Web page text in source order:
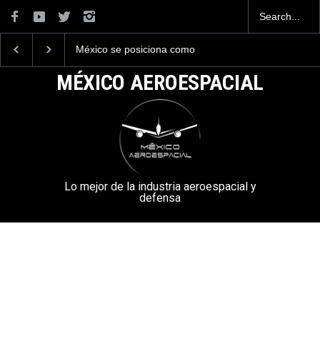
México se posiciona como
aeroespacial del mundo, al
superar los 13,600 millones
de dólares en exportaciones
la Armada de México
MÉXICO AEROESPACIAL
Lo mejor de la industria aeroespacial y
defensa